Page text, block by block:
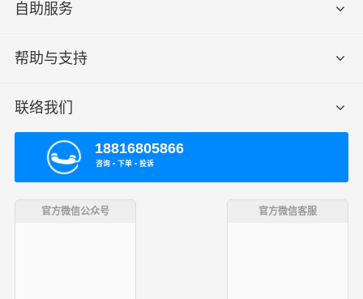
自助服务
帮助与支持
联络我们
18816805866
咨询 ▪ 下单 ▪ 投诉
官方微信公众号 官方微信客服